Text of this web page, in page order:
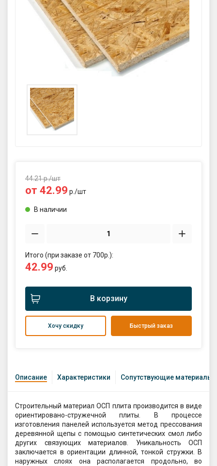
GPS координаты проезда к
складу:
53.85987990162563,27.420653302
90123
44.21р./шт
от 42.99 р./шт
В наличии
Итого (при заказе от 700р.):
42.99 руб.
В корзину
Хочу скидку Быстрый заказ
Описание Характеристики Сопутствующие материалы
Строительный материал ОСП плита производится в виде
ориентировано-стружечной плиты. В процессе
изготовления панелей используется метод прессования
деревянной щепы с помощью синтетических смол либо
других связующих материалов. Уникальность ОСП
заключается в ориентации длинной, тонкой стружки. В
наружных слоях она располагается продольно, во